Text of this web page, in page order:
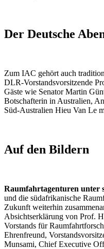
Der Deutsche
Zum IAC gehört auch
DLR-Vorstandsvorsitzende
Gäste wie Senator Martin
Botschafterin in Australien,
Süd-Australien Hieu Van Le
Auf den Bildern
Raumfahrtagenturen unter
und die südafrikanische
Zukunft weiterhin
Absichtserklärung von Prof.
Vorstands für
Ehrenfreund,
Munsami, Chief Executive